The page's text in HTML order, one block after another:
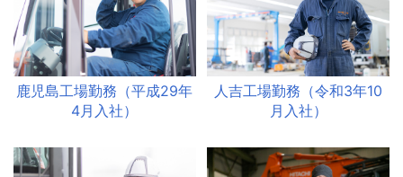
鹿児島工場勤務（平成29年
4月入社）
人吉工場勤務（令和3年10
月入社）